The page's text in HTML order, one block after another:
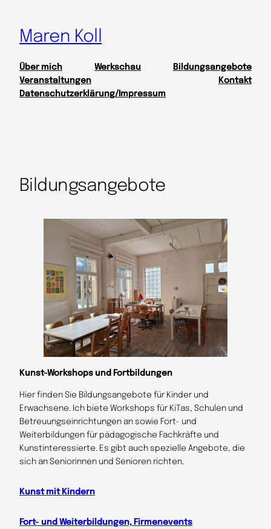
Maren Koll
Über mich Werkschau
Bildungsangebote
Veranstaltungen
Kontakt
Datenschutzerklärung/Impressum
Bildungsangebote
Kunst-Workshops und Fortbildungen
Hier finden Sie Bildungsangebote für Kinder und
Erwachsene. Ich biete Workshops für KiTas, Schulen und
Betreuungseinrichtungen an sowie Fort- und
Weiterbildungen für pädagogische Fachkräfte und
Kunstinteressierte. Es gibt auch spezielle Angebote, die
sich an Seniorinnen und Senioren richten.
Kunst mit Kindern
Fort- und Weiterbildungen, Firmenevents